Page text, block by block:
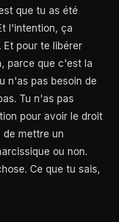
que tu as été
l'intention, ça
pour te libérer
parce que c'est la
n'as pas besoin de
Tu n'as pas
pour avoir le droit
de mettre un
ou non.
Ce que tu sais,